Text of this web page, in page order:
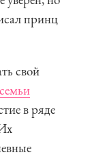
принц
свой
в ряде